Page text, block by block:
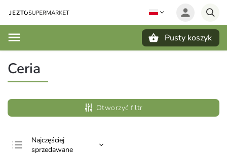
Pusty koszyk
Ceria
Otworzyć filtr
Najczęściej
sprzedawane